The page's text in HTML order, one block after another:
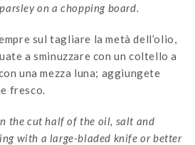
on a chopping board.
sul tagliare la metà dell’olio,
a sminuzzare con un coltello a
una mezza luna; aggiungete
fresco.
the cut half of the oil, salt and
with a large-bladed knife or better